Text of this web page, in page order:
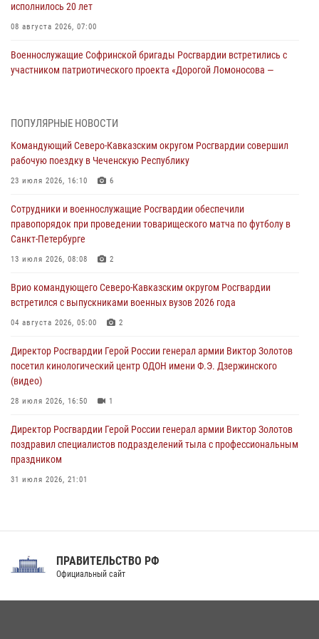
исполнилось 20 лет
08 августа 2026, 07:00
Военнослужащие Софринской бригады Росгвардии встретились с
участником патриотического проекта «Дорогой Ломоносова —
настольному теннису ко Дню физкультурника
08 августа 2026, 07:00
Кузбассе
08 августа 2026, 07:00
В Москве росгвардейцы оказали помощь медикам и девушке с
08 августа 2026, 06:32 1
Спецназ Росгвардии в Марий Эл почтил память товарища на
08 августа 2026, 06:15
ПОПУЛЯРНЫЕ НОВОСТИ
Командующий Северо-Кавказским округом Росгвардии совершил
рабочую поездку в Чеченскую Республику
23 июля 2026, 16:10 6
Сотрудники и военнослужащие Росгвардии обеспечили
правопорядок при проведении товарищеского матча по футболу в
Санкт-Петербурге
13 июля 2026, 08:08 2
Врио командующего Северо-Кавказским округом Росгвардии
встретился с выпускниками военных вузов 2026 года
04 августа 2026, 05:00 2
Директор Росгвардии Герой России генерал армии Виктор Золотов
посетил кинологический центр ОДОН имени Ф.Э. Дзержинского
(видео)
28 июля 2026, 16:50 1
Директор Росгвардии Герой России генерал армии Виктор Золотов
поздравил специалистов подразделений тыла с профессиональным
праздником
31 июля 2026, 21:01
Праздник «Один день с Росгвардией» к 105-летию Центрального
ПРАВИТЕЛЬСТВО РФ
Официальный сайт